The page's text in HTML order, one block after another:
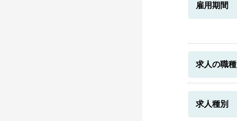
雇用期間
求人の職種
求人種別